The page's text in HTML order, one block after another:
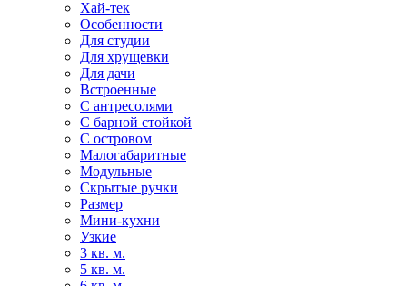
Хай-тек
Особенности
Для студии
Для хрущевки
Для дачи
Встроенные
С антресолями
С барной стойкой
С островом
Малогабаритные
Модульные
Скрытые ручки
Размер
Мини-кухни
Узкие
3 кв. м.
5 кв. м.